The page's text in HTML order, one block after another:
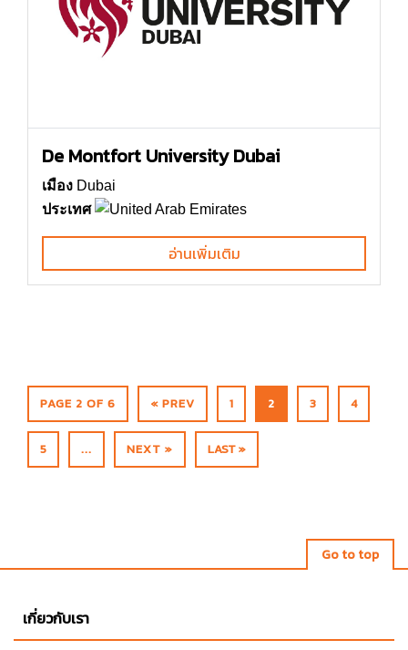
De Montfort University Dubai
เมือง Dubai
ประเทศ
อ่านเพิ่มเติม
PAGE 2 OF 6 « PREV 1 2 3 4
5 ... NEXT » LAST »
Go to top
เกี่ยวกับเรา